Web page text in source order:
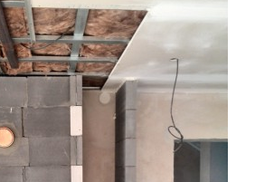
Marek Petruželka
Studýnka 131